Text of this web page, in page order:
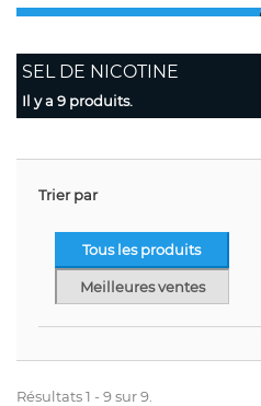
SEL DE NICOTINE
Il y a 9 produits.
Trier par
Tous les produits
Meilleures ventes
Résultats 1 - 9 sur 9.